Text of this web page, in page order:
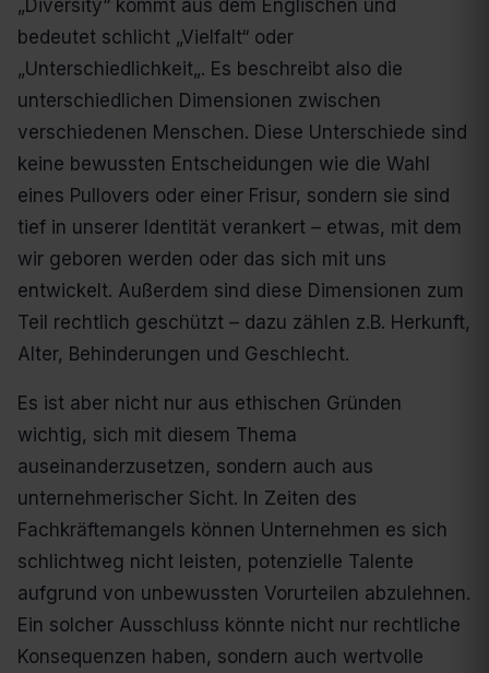
„Diversity“ kommt aus dem Englischen und
bedeutet schlicht „Vielfalt“ oder
„Unterschiedlichkeit„. Es beschreibt also die
unterschiedlichen Dimensionen zwischen
verschiedenen Menschen. Diese Unterschiede sind
keine bewussten Entscheidungen wie die Wahl
eines Pullovers oder einer Frisur, sondern sie sind
tief in unserer Identität verankert – etwas, mit dem
wir geboren werden oder das sich mit uns
entwickelt. Außerdem sind diese Dimensionen zum
Teil rechtlich geschützt – dazu zählen z.B. Herkunft,
Alter, Behinderungen und Geschlecht.
Es ist aber nicht nur aus ethischen Gründen
wichtig, sich mit diesem Thema
auseinanderzusetzen, sondern auch aus
unternehmerischer Sicht. In Zeiten des
Fachkräftemangels können Unternehmen es sich
schlichtweg nicht leisten, potenzielle Talente
aufgrund von unbewussten Vorurteilen abzulehnen.
Ein solcher Ausschluss könnte nicht nur rechtliche
Konsequenzen haben, sondern auch wertvolle